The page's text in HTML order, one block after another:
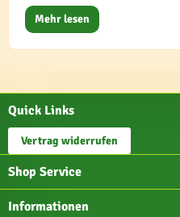
Mehr lesen
Quick Links
Vertrag widerrufen
Shop Service
Informationen